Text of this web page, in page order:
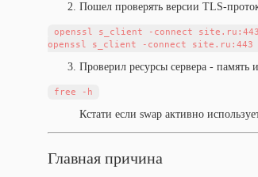
Пошел проверять версии TLS-
openssl s_client -connect
Проверил ресурсы сервера - память
Кстати если swap активно
Главная причина